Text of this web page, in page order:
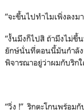
“จะขึ้นไปทำไมเพิ่งลงม
“งั้นมึงก็ไปสิ ถ้ามึงไม่
ยักษ์นั่นที่ตอนนี้มันกำลัง
พิจารณาอยู่ว่าผมกับริก
“วิ่ง !” ริกตะโกนพร้อม